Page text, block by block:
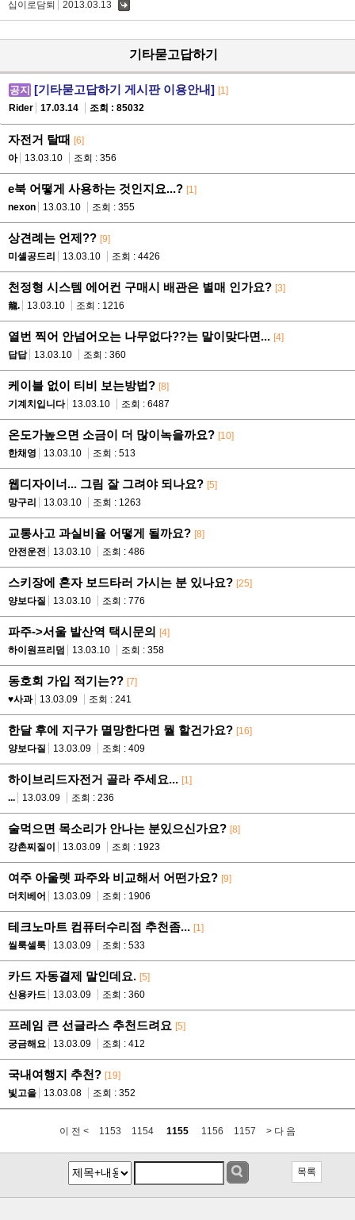
십이로담퇴 2013.03.13
기타묻고답하기
공지 [기타묻고답하기 게시판 이용안내] [1]
Rider
17.03.14 조회 : 85032
자전거 탈때 [6]
아
13.03.10 조회 : 356
e북 어떻게 사용하는 것인지요...? [1]
nexon
13.03.10 조회 : 355
상견례는 언제?? [9]
미셸공드리
13.03.10 조회 : 4426
천정형 시스템 에어컨 구매시 배관은 별매 인가요? [3]
龍.
13.03.10 조회 : 1216
열번 찍어 안넘어오는 나무없다??는 말이맞다면... [4]
답답
13.03.10 조회 : 360
케이블 없이 티비 보는방법? [8]
기계치입니다
13.03.10 조회 : 6487
온도가높으면 소금이 더 많이녹을까요? [10]
한채영
13.03.10 조회 : 513
웹디자이너... 그림 잘 그려야 되나요? [5]
망구리
13.03.10 조회 : 1263
교통사고 과실비율 어떻게 될까요? [8]
안전운전
13.03.10 조회 : 486
스키장에 혼자 보드타러 가시는 분 있나요? [25]
양보다질
13.03.10 조회 : 776
파주->서울 발산역 택시문의 [4]
하이원프리덤
13.03.10 조회 : 358
동호회 가입 적기는?? [7]
♥사과
13.03.09 조회 : 241
한달 후에 지구가 멸망한다면 뭘 할건가요? [16]
양보다질
13.03.09 조회 : 409
하이브리드자전거 골라 주세요... [1]
...
13.03.09 조회 : 236
술먹으면 목소리가 안나는 분있으신가요? [8]
강촌찌질이
13.03.09 조회 : 1923
여주 아울렛 파주와 비교해서 어떤가요? [9]
더치베어
13.03.09 조회 : 1906
테크노마트 컴퓨터수리점 추천좀... [1]
씰룩셀룩
13.03.09 조회 : 533
카드 자동결제 말인데요. [5]
신용카드
13.03.09 조회 : 360
프레임 큰 선글라스 추천드려요 [5]
궁금해요
13.03.09 조회 : 412
국내여행지 추천? [19]
빛고을
13.03.08 조회 : 352
이 전 < 1153 1154 1155 1156 1157 > 다 음
목록